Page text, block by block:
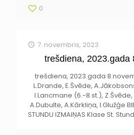
0
7. novembris, 2023
trešdiena, 2023.gada
trešdiena, 2023.gada
L.Drande, E.Švēde,
I.Lancmane (6.-8.st.),
A.Dubulte, A.Kārkliņa, I.Glužģe
STUNDU IZMAIŅAS Klase St.